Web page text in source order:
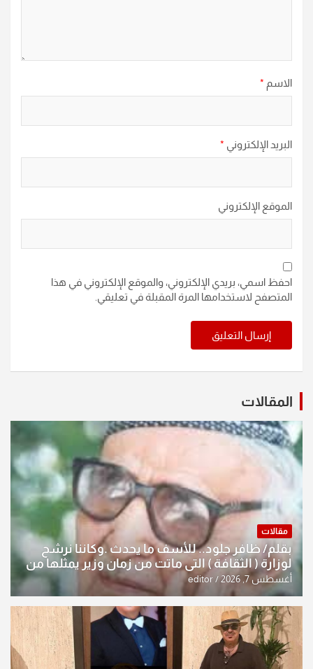
الاسم *
البريد الإلكتروني *
الموقع الإلكتروني
احفظ اسمي، بريدي الإلكتروني، والموقع الإلكتروني في هذا
المتصفح لاستخدامها المرة المقبلة في تعليقي.
المقالات
مقالات
بقلم/ ظافر جلود.. للأسف ما يحدث .وكاننا نرشح
لوزارة ( الثقافة ) التي ماتت من زمان وزير يمثلها من
النخبة والإرث العظيم للثقافة العراقية..
أغسطس 7, 2026 editor